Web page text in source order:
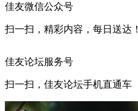
佳友微信公众号
扫一扫，精彩内容，每日送达！
佳友论坛服务号
扫一扫，佳友论坛手机直通车